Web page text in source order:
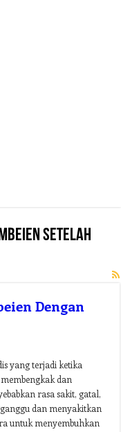
setelah
Dengan
yang terjadi ketika
dan
rasa sakit, gatal,
dan menyakitkan
untuk menyembuhkan